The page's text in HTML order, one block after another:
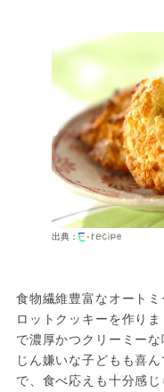
出典：
食物繊維豊富なオート
ロットクッキーを作り
で濃厚かつクリーミー
じん嫌いな子どもも喜
で、食べ応えも十分感じ